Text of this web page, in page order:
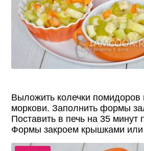
Выложить колечки помидоров
моркови. Заполнить формы
Поставить в печь на 35 минут
Формы закроем крышками